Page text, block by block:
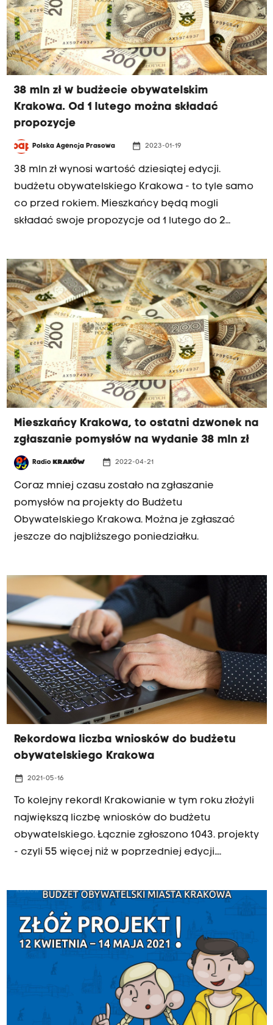
38 mln zł w budżecie obywatelskim
Krakowa. Od 1 lutego można składać
propozycje
Polska Agencja Prasowa date_range 2023-01-19
38 mln zł wynosi wartość dziesiątej edycji.
budżetu obywatelskiego Krakowa - to tyle samo
co przed rokiem. Mieszkańcy będą mogli
składać swoje propozycje od 1 lutego do 2
Mieszkańcy Krakowa, to ostatni dzwonek na
zgłaszanie pomysłów na wydanie 38 mln zł
Radio KRAKÓW date_range 2022-04-21
Coraz mniej czasu zostało na zgłaszanie
pomysłów na projekty do Budżetu
Obywatelskiego Krakowa. Można je zgłaszać
jeszcze do najbliższego poniedziałku.
Rekordowa liczba wniosków do budżetu
obywatelskiego Krakowa
date_range 2021-05-16
To kolejny rekord! Krakowianie w tym roku złożyli
największą liczbę wniosków do budżetu
obywatelskiego. Łącznie zgłoszono 1043. projekty
- czyli 55 więcej niż w poprzedniej edycji.